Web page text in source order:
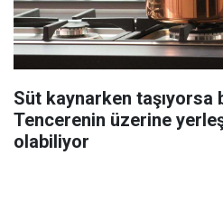
Süt kaynarken taşıyorsa
Tencerenin üzerine
olabiliyor